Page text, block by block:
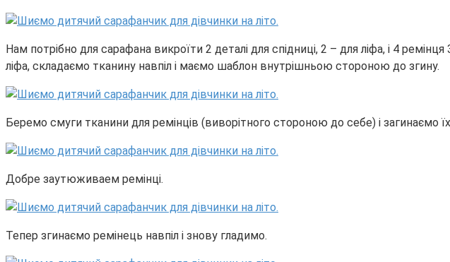
Нам потрібно для сарафана викроїти 2 деталі для спідниці, 2 – для ліфа, і 4
ліфа, складаємо тканину навпіл і маємо шаблон внутрішньою стороною до згину.
Беремо смуги тканини для ремінців (виворітного стороною до себе) і загинаємо
Добре заутюживаем ремінці.
Тепер згинаємо ремінець навпіл і знову гладимо.